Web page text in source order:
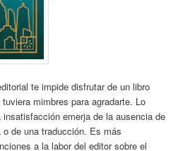
te impide disfrutar de un libro
mimbres para agradarte. Lo
emerja de la ausencia de
de una traducción. Es más
a la labor del editor sobre el